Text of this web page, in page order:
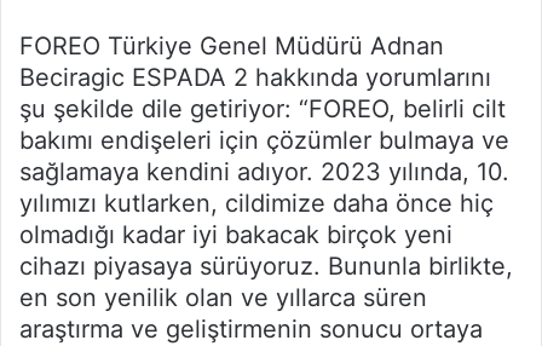
FOREO Türkiye Genel Müdürü Adnan
Beciragic ESPADA 2 hakkında yorumlarını
şu şekilde dile getiriyor: “FOREO, belirli cilt
bakımı endişeleri için çözümler bulmaya ve
sağlamaya kendini adıyor. 2023 yılında, 10.
yılımızı kutlarken, cildimize daha önce hiç
olmadığı kadar iyi bakacak birçok yeni
cihazı piyasaya sürüyoruz. Bununla birlikte,
en son yenilik olan ve yıllarca süren
araştırma ve geliştirmenin sonucu ortaya